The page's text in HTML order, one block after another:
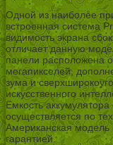
Одной из наиболее
встроенная система
видимость экрана
отличает данную
панели расположена
мегапикселей,
зума и
искусственного
Ёмкость
осуществляется по
Американская модель
гарантией.